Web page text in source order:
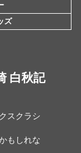
ズ
白秋記
スクラシ
もしれな